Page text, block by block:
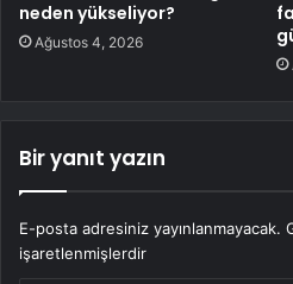
neden yükseliyor?
Ağustos 4, 2026
Bir yanıt yazın
E-posta adresiniz yayınlanmayacak.
işaretlenmişlerdir